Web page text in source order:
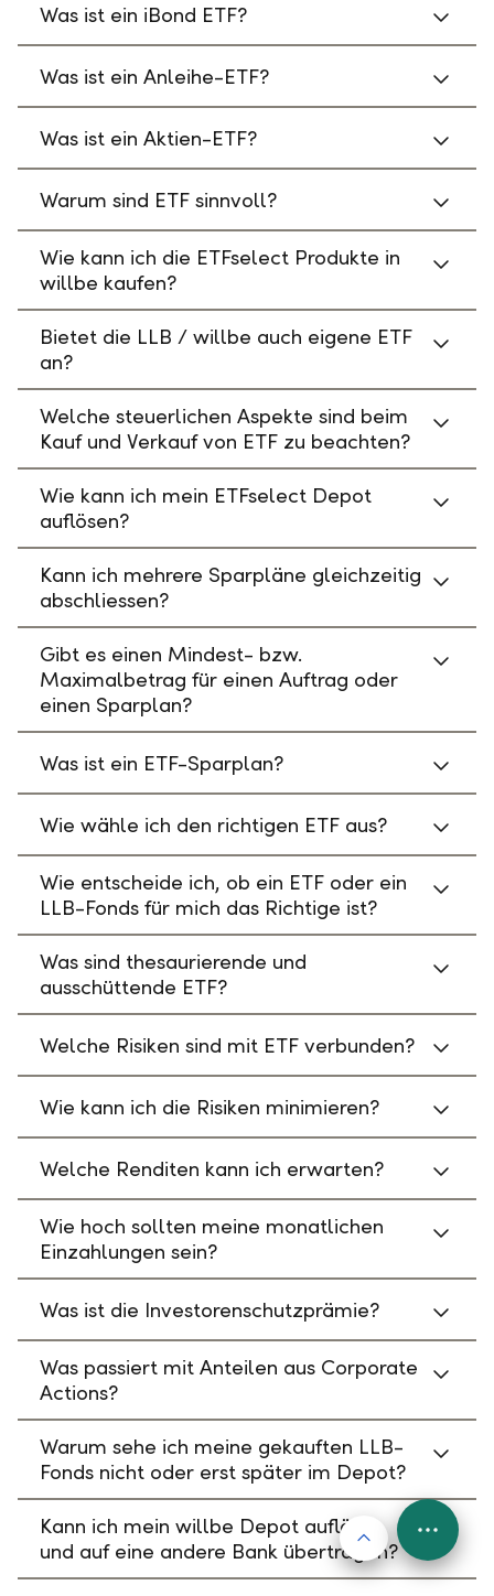
Was ist ein iBond ETF?
Was ist ein Anleihe-ETF?
Was ist ein Aktien-ETF?
Warum sind ETF sinnvoll?
Wie kann ich die ETFselect Produkte in
willbe kaufen?
Bietet die LLB / willbe auch eigene ETF
an?
Welche steuerlichen Aspekte sind beim
Kauf und Verkauf von ETF zu beachten?
Wie kann ich mein ETFselect Depot
auflösen?
Kann ich mehrere Sparpläne gleichzeitig
abschliessen?
Gibt es einen Mindest- bzw.
Maximalbetrag für einen Auftrag oder
einen Sparplan?
Was ist ein ETF-Sparplan?
Wie wähle ich den richtigen ETF aus?
Wie entscheide ich, ob ein ETF oder ein
LLB-Fonds für mich das Richtige ist?
Was sind thesaurierende und
ausschüttende ETF?
Welche Risiken sind mit ETF verbunden?
Wie kann ich die Risiken minimieren?
Welche Renditen kann ich erwarten?
Wie hoch sollten meine monatlichen
Einzahlungen sein?
Was ist die Investorenschutzprämie?
Was passiert mit Anteilen aus Corporate
Actions?
Warum sehe ich meine gekauften LLB-
Fonds nicht oder erst später im Depot?
Kann ich mein willbe Depot auflösen
und auf eine andere Bank übertragen?
Nach oben
FAB
Menu